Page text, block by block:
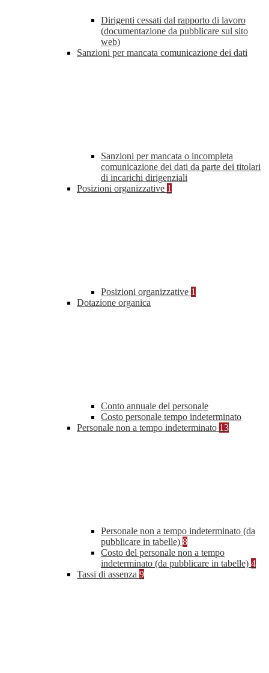
Dirigenti cessati dal rapporto di lavoro
(documentazione da pubblicare sul sito
web)
Sanzioni per mancata comunicazione dei dati
Sanzioni per mancata o incompleta
comunicazione dei dati da parte dei titolari
di incarichi dirigenziali
Posizioni organizzative 1
Posizioni organizzative 1
Dotazione organica
Conto annuale del personale
Costo personale tempo indeterminato
Personale non a tempo indeterminato 13
Personale non a tempo indeterminato (da
pubblicare in tabelle) 8
Costo del personale non a tempo
indeterminato (da pubblicare in tabelle) 4
Tassi di assenza 9